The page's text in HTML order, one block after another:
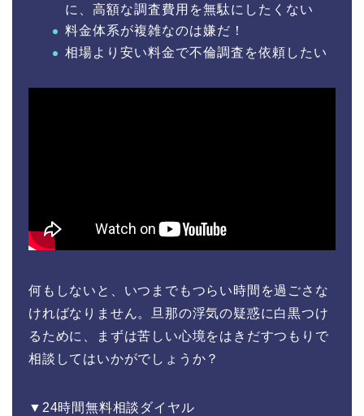
に、高額な調査費用を無駄にしたくない
料金体系が複雑なのは嫌だ！
相場より安い料金で不倫調査を依頼したい
何もしないと、いつまでもつらい時間を過ごさな
ければなりません。旦那の浮気の疑惑に白黒つけ
るために、まずは苦しい心境をはきだすつもりで
相談してはいかがでしょうか？
▼24時間無料相談ダイヤル